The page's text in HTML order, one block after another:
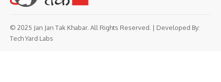
© 2025 Jan Jan Tak Khabar. All Rights Reserved. | Developed By:
Tech Yard Labs